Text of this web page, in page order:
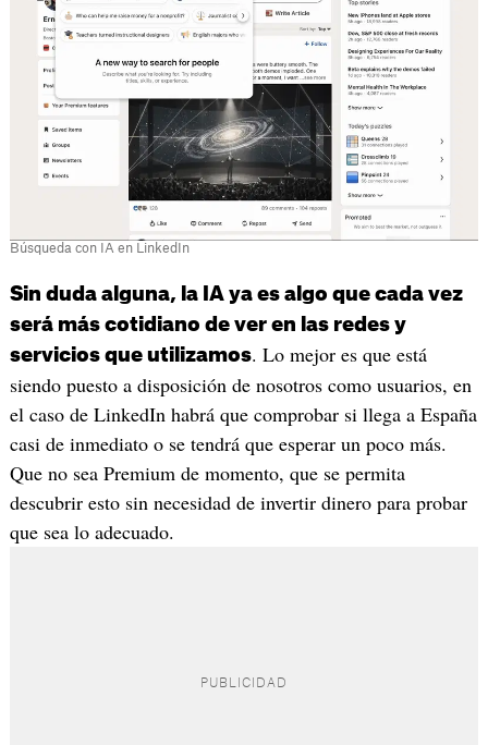
Búsqueda con IA en LinkedIn
Sin duda alguna, la IA ya es algo que cada vez
será más cotidiano de ver en las redes y
servicios que utilizamos. Lo mejor es que está
siendo puesto a disposición de nosotros como usuarios, en
el caso de LinkedIn habrá que comprobar si llega a España
casi de inmediato o se tendrá que esperar un poco más.
Que no sea Premium de momento, que se permita
descubrir esto sin necesidad de invertir dinero para probar
que sea lo adecuado.